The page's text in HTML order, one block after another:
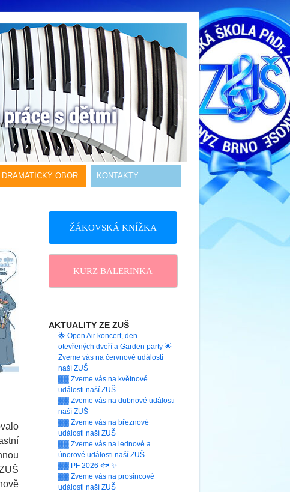
DRAMATICKÝ OBOR KONTAKTY
ŽÁKOVSKÁ KNÍŽKA
KURZ BALERINKA
AKTUALITY ZE ZUŠ
🌟 Open Air koncert, den
otevřených dveří a Garden party 🌟
Zveme vás na červnové události
naší ZUŠ
▓▓ Zveme vás na květnové
události naší ZUŠ
▓▓ Zveme vás na dubnové události
naší ZUŠ
▓▓ Zveme vás na březnové
události naší ZUŠ
▓▓ Zveme vás na lednové a
únorové události naší ZUŠ
▓▓ PF 2026 🐟 ✨
▓▓ Zveme vás na prosincové
události naší ZUŠ